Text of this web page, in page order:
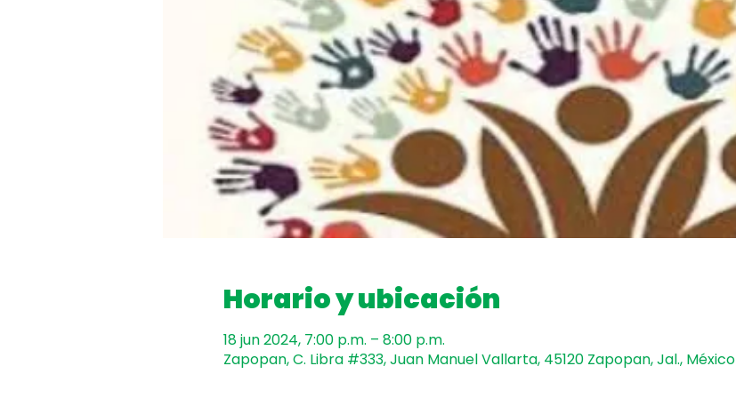
Horario y ubicación
18 jun 2024, 7:00 p.m. – 8:00 p.m.
Zapopan, C. Libra #333, Juan Manuel Vallarta, 45120 Zapopan, Jal., México